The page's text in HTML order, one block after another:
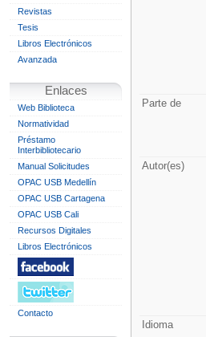
Revistas
Tesis
Libros Electrónicos
Avanzada
Enlaces
Web Biblioteca
Normatividad
Préstamo
Interbibliotecario
Manual Solicitudes
OPAC USB Medellín
OPAC USB Cartagena
OPAC USB Cali
Recursos Digitales
Libros Electrónicos
Contacto
Parte de
Autor(es)
Idioma